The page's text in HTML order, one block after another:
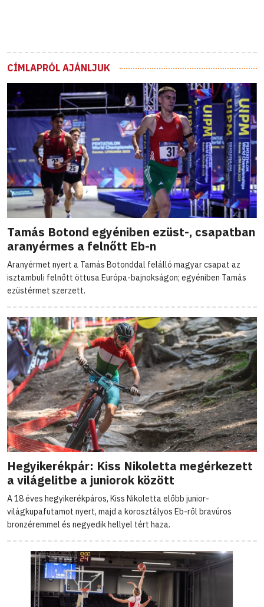
CÍMLAPRÓL AJÁNLJUK
Tamás Botond egyéniben ezüst-, csapatban
aranyérmes a felnőtt Eb-n
Aranyérmet nyert a Tamás Botonddal felálló magyar csapat az
isztambuli felnőtt öttusa Európa-bajnokságon; egyéniben Tamás
ezüstérmet szerzett.
Hegyikerékpár: Kiss Nikoletta megérkezett
a világelitbe a juniorok között
A 18 éves hegyikerékpáros, Kiss Nikoletta előbb junior-
világkupafutamot nyert, majd a korosztályos Eb-ről bravúros
bronzéremmel és negyedik hellyel tért haza.